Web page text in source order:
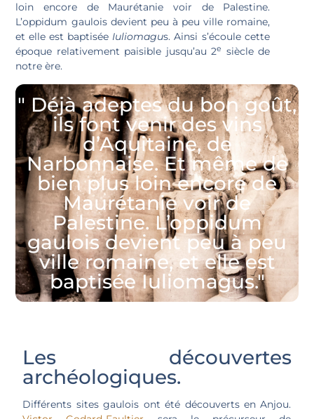
loin encore de Maurétanie voir de Palestine.
L’oppidum gaulois devient peu à peu ville romaine,
et elle est baptisée Iuliomagus.Ainsi s’écoule cette
époque relativement paisible jusqu’au 2e
siècle de
notre ère.
" Déjà adeptes du bon goût,
ils font venir des vins
d’Aquitaine, de
Narbonnaise. Et même de
bien plus loin encore de
Maurétanie voir de
Palestine. L’oppidum
gaulois devient peu à peu
ville romaine, et elle est
baptisée Iuliomagus."
Les découvertes
archéologiques.
Différents sites gaulois ont été découverts en Anjou.